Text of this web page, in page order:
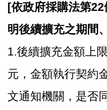
[依政府採購法第
明後續擴充之期間
1.後續擴充金額上
元，金額執行契約
文通知機關，是否